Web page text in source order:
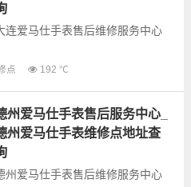
连爱马仕手表售后维修服务中心
下是古锋网为您整理的大连爱马
表的故障检测维修，手表保养等
务，为了享受...
点 192 ℃
州爱马仕手表售后服务中心_
州爱马仕手表维修点地址查
州爱马仕手表售后维修服务中心